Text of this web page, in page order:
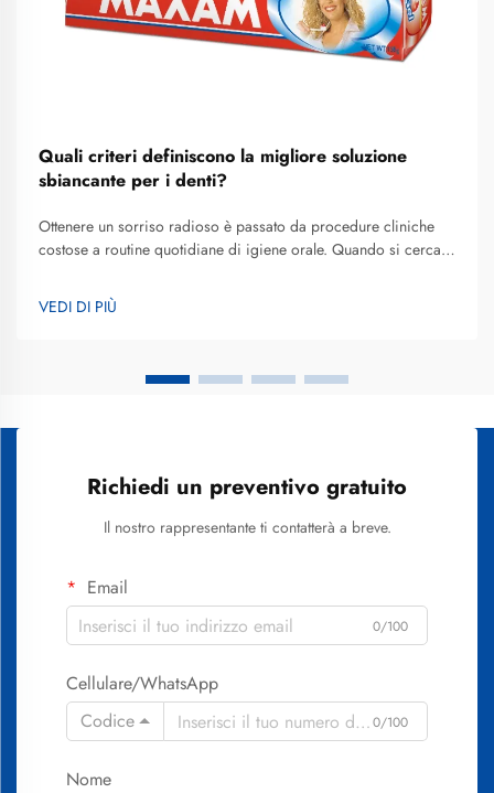
Quali criteri definiscono la migliore soluzione
sbiancante per i denti?
Ottenere un sorriso radioso è passato da procedure cliniche
costose a routine quotidiane di igiene orale. Quando si cerca
vita frenetico, la maggior parte dei consumatori si sta ora
orientando verso strumenti avanzati per lo sbiancamento
VEDI DI PIÙ
Richiedi un preventivo gratuito
Il nostro rappresentante ti contatterà a breve.
Email
0/100
Cellulare/WhatsApp
Codice
0/100
Nome